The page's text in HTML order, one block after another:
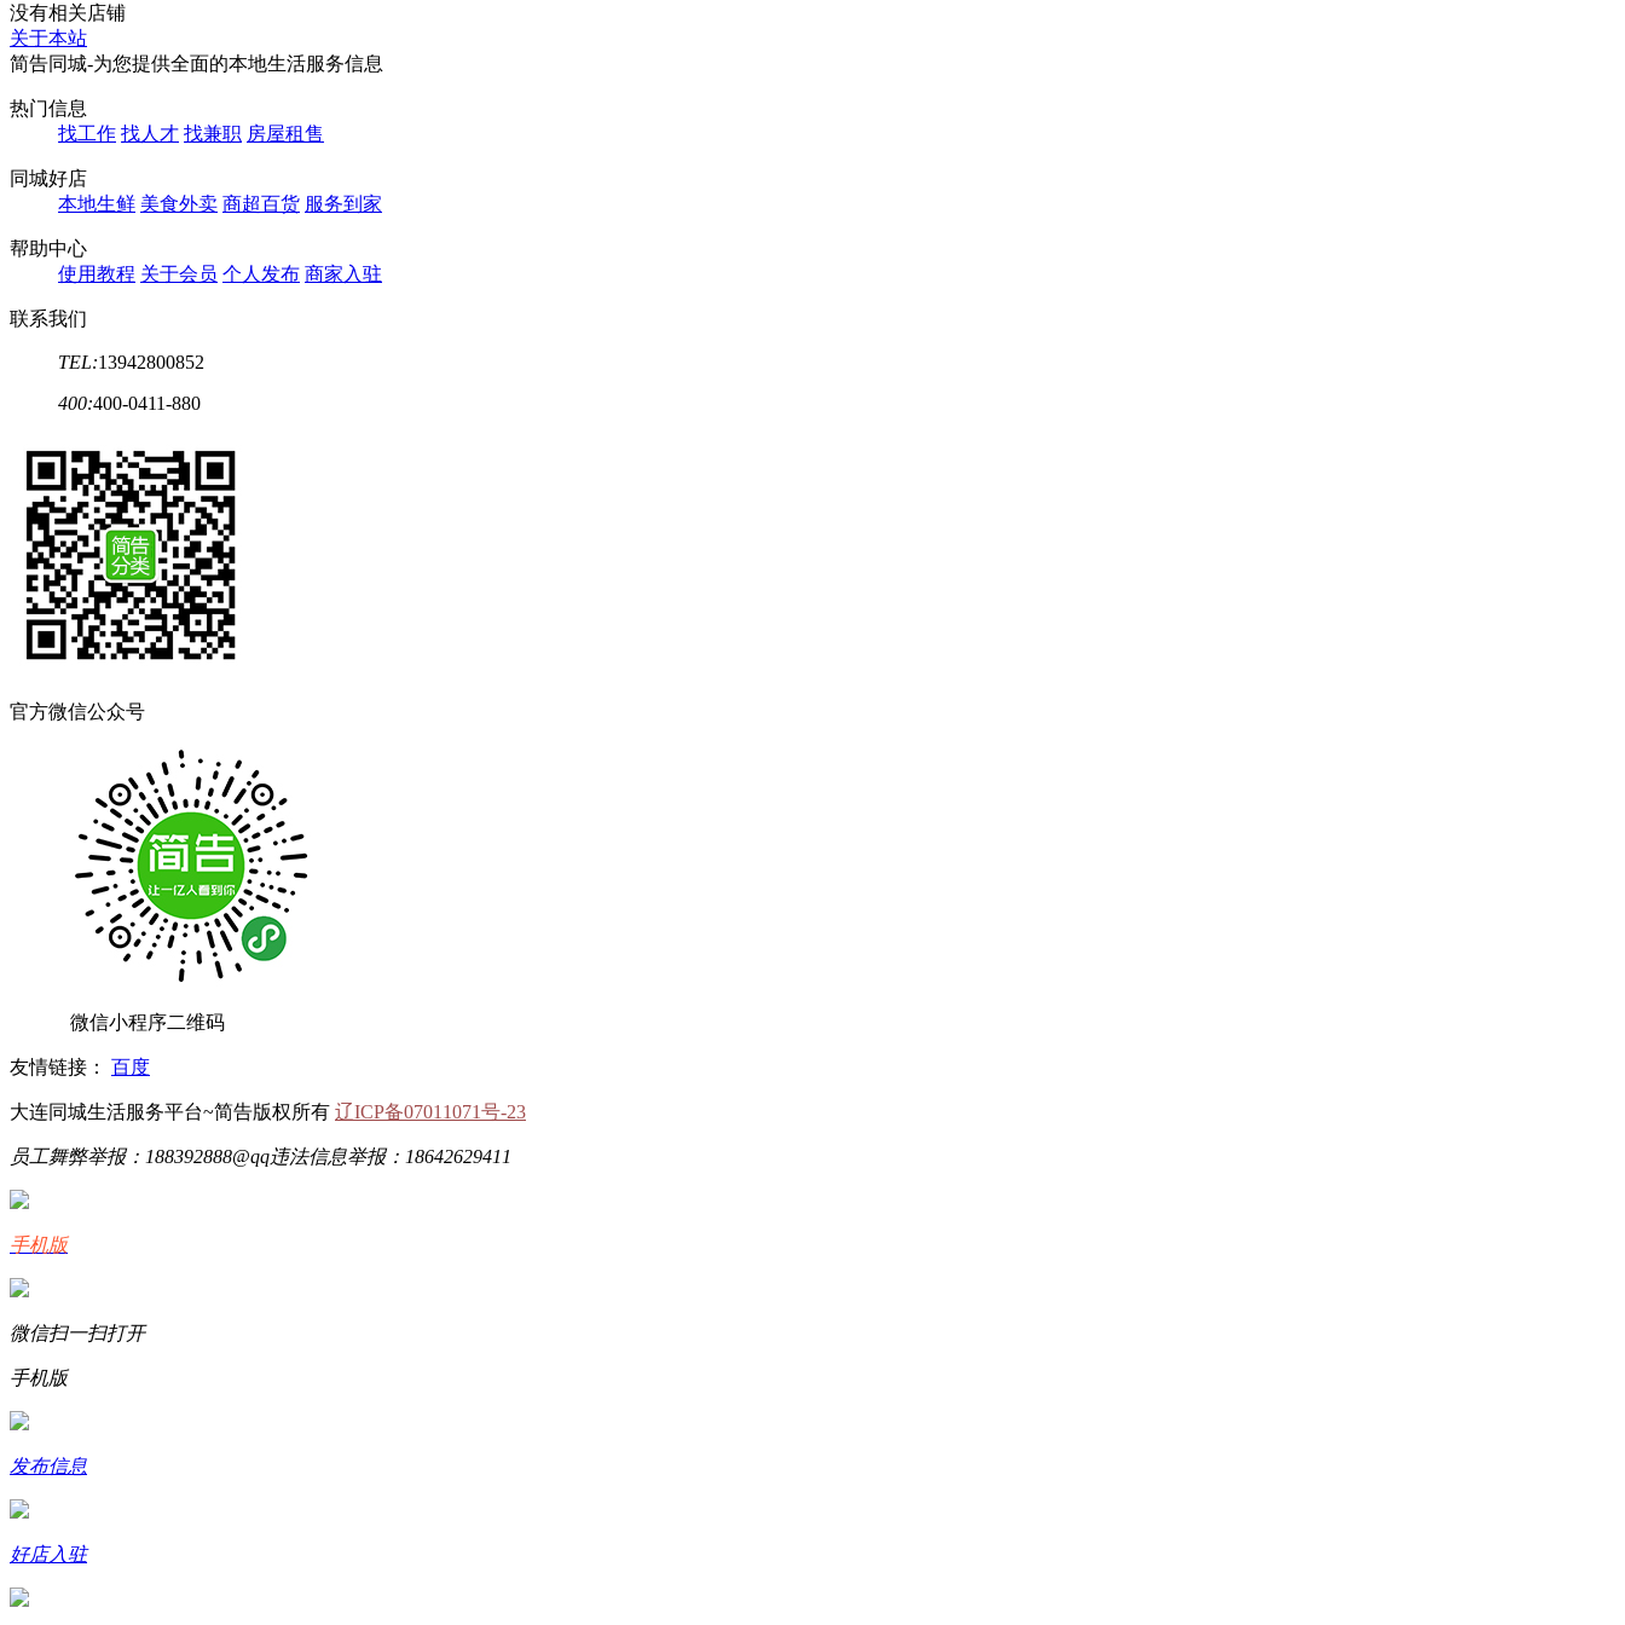
没有相关店铺
关于本站
简告同城-为您提供全面的本地生活服务信息
热门信息
找工作 找人才 找兼职 房屋租售
同城好店
本地生鲜 美食外卖 商超百货 服务到家
帮助中心
使用教程 关于会员 个人发布 商家入驻
联系我们
TEL:13942800852
400:400-0411-880
官方微信公众号
微信小程序二维码
友情链接： 百度
大连同城生活服务平台~简告版权所有 辽ICP备07011071号-23
员工舞弊举报：188392888@qq违法信息举报：18642629411
手机版
微信扫一扫打开
手机版
发布信息
好店入驻